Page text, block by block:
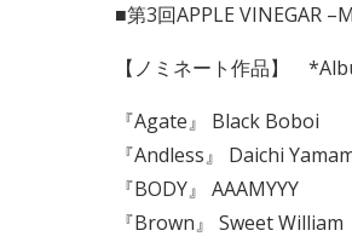
■第3回APPLE VINEGAR
【ノミネート作品】
『Agate』 Black Boboi
『Andless』 Daichi
『BODY』 AAAMYYY
『Brown』 Sweet William